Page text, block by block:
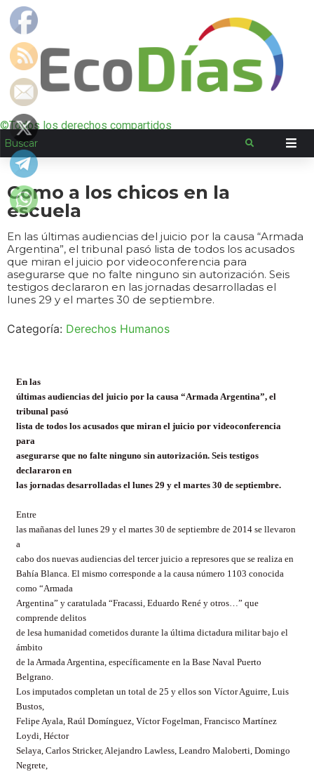
©Todos los derechos compartidos
Como a los chicos en la
escuela
En las últimas audiencias del juicio por la causa “Armada
Argentina”, el tribunal pasó lista de todos los acusados
que miran el juicio por videoconferencia para
asegurarse que no falte ninguno sin autorización. Seis
testigos declararon en las jornadas desarrolladas el
lunes 29 y el martes 30 de septiembre.
Categoría: Derechos Humanos
En las
últimas audiencias del juicio por la causa “Armada Argentina”, el
tribunal pasó
lista de todos los acusados que miran el juicio por videoconferencia
para
asegurarse que no falte ninguno sin autorización. Seis testigos
declararon en
las jornadas desarrolladas el lunes 29 y el martes 30 de septiembre.
Entre
las mañanas del lunes 29 y el martes 30 de septiembre de 2014 se llevaron
a
cabo dos nuevas audiencias del tercer juicio a represores que se realiza en
Bahía Blanca. El mismo corresponde a la causa número 1103 conocida
como “Armada
Argentina” y caratulada “Fracassi, Eduardo René y otros…” que
comprende delitos
de lesa humanidad cometidos durante la última dictadura militar bajo el
ámbito
de la Armada Argentina, específicamente en la Base Naval Puerto
Belgrano.
Los imputados completan un total de 25 y ellos son Víctor Aguirre, Luis
Bustos,
Felipe Ayala, Raúl Domínguez, Víctor Fogelman, Francisco Martínez
Loydi, Héctor
Selaya, Carlos Stricker, Alejandro Lawless, Leandro Maloberti, Domingo
Negrete,